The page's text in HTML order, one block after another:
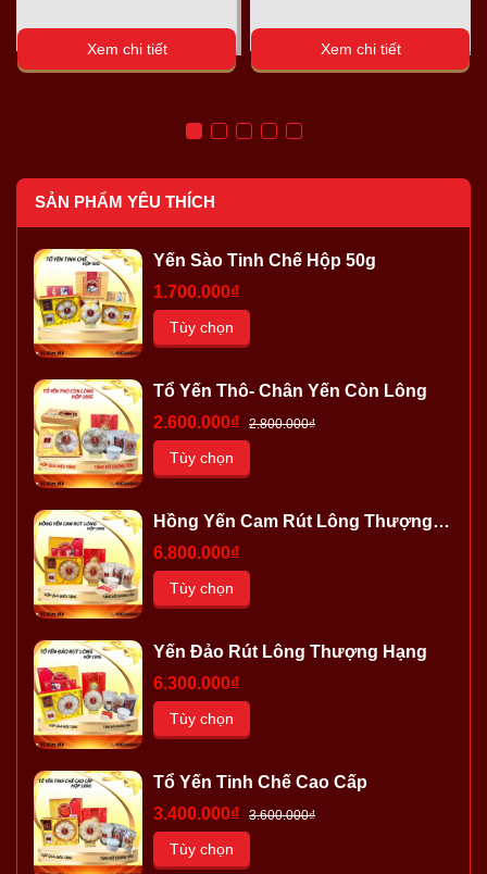
Xem chi tiết Xem chi tiết
SẢN PHẨM YÊU THÍCH
Yến Sào Tinh Chế Hộp 50g
1.700.000₫
Tùy chọn
Tổ Yến Thô- Chân Yến Còn Lông
2.600.000₫
2.800.000₫
Tùy chọn
Hồng Yến Cam Rút Lông Thượng
Hạng
6.800.000₫
Tùy chọn
Yến Đảo Rút Lông Thượng Hạng
6.300.000₫
Tùy chọn
Tổ Yến Tinh Chế Cao Cấp
3.400.000₫
3.600.000₫
Tùy chọn